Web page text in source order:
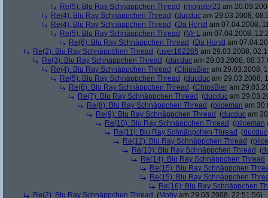
Re(5): Blu Ray Schnäppchen Thread (monster23 am
Re(4): Blu Ray Schnäppchen Thread (ducduc am 29.03.2008,
Re(4): Blu Ray Schnäppchen Thread (Da Horstl am 07.04.2008,
Re(5): Blu Ray Schnäppchen Thread (Mr L am 07.04.2008,
Re(6): Blu Ray Schnäppchen Thread (Da Horstl am
Re(2): Blu Ray Schnäppchen Thread (user182285 am 29.03.2008,
Re(3): Blu Ray Schnäppchen Thread (ducduc am 29.03.2008,
Re(4): Blu Ray Schnäppchen Thread (ChipsBier am 29.03.2008,
Re(5): Blu Ray Schnäppchen Thread (ducduc am 29.03.2008,
Re(6): Blu Ray Schnäppchen Thread (ChipsBier am
Re(7): Blu Ray Schnäppchen Thread (ducduc am
Re(8): Blu Ray Schnäppchen Thread (piiceman am
Re(9): Blu Ray Schnäppchen Thread (ducduc am
Re(10): Blu Ray Schnäppchen Thread (piiceman
Re(11): Blu Ray Schnäppchen Thread (ducduc
Re(12): Blu Ray Schnäppchen Thread (
Re(13): Blu Ray Schnäppchen Thread (
Re(14): Blu Ray Schnäppchen Thread
Re(15): Blu Ray Schnäppchen
Re(15): Blu Ray Schnäppchen
Re(16): Blu Ray Schnäppchen
Re(2): Blu Ray Schnäppchen Thread (Mohy am 29.03.2008, 22:51:56)